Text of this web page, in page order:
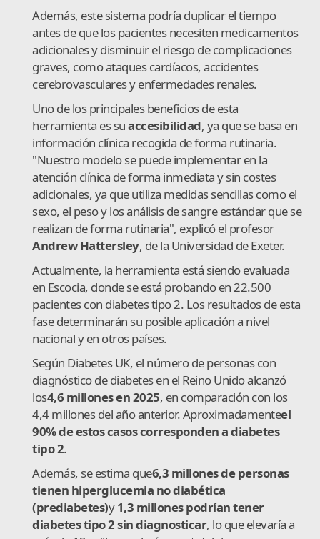
Además, este sistema podría duplicar el tiempo
antes de que los pacientes necesiten medicamentos
adicionales y disminuir el riesgo de complicaciones
graves, como ataques cardíacos, accidentes
cerebrovasculares y enfermedades renales.
Uno de los principales beneficios de esta
herramienta es suaccesibilidad, ya que se basa en
información clínica recogida de forma rutinaria.
"Nuestro modelo se puede implementar en la
atención clínica de forma inmediata y sin costes
adicionales, ya que utiliza medidas sencillas como el
sexo, el peso y los análisis de sangre estándar que se
realizan de forma rutinaria", explicó el profesor
Andrew Hattersley, de la Universidad de Exeter.
Actualmente, la herramienta está siendo evaluada
en Escocia, donde se está probando en 22.500
pacientes con diabetes tipo 2. Los resultados de esta
fase determinarán su posible aplicación a nivel
nacional y en otros países.
Según Diabetes UK, el número de personas con
diagnóstico de diabetes en el Reino Unido alcanzó
los4,6 millones en 2025, en comparación con los
4,4 millones del año anterior. Aproximadamenteel
90% de estos casos corresponden a diabetes
tipo 2.
Además, se estima que6,3 millones de personas
tienen hiperglucemia no diabética
(prediabetes)y1,3 millones podrían tener
diabetes tipo 2 sin diagnosticar, lo que elevaría a